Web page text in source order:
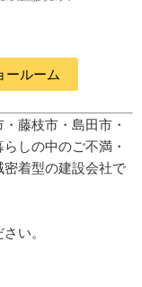
ールーム
藤枝市・島田市・
しの中のご不満・
着型の建設会社で
い。